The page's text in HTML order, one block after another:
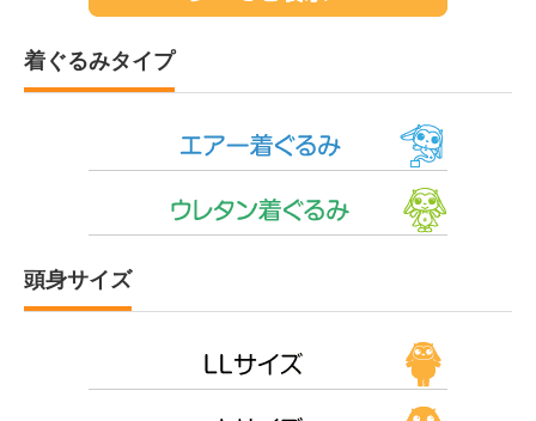
着ぐるみタイプ
頭身サイズ